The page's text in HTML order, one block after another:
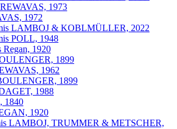
1973
1972
LAMBOJ & KOBLMÜLLER, 2022
POLL, 1948
Regan, 1920
1899
1962
1899
1988
1840
1920
LAMBOJ, TRUMMER & METSCHER,